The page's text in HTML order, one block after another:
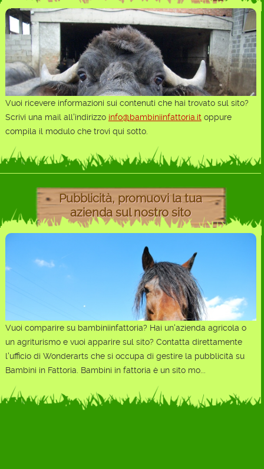
Vuoi ricevere informazioni sui contenuti che hai trovato sul sito?
Scrivi una mail all'indirizzo info@bambiniinfattoria.itoppure
compila il modulo che trovi qui sotto.
Pubblicità, promuovi la tua
azienda sul nostro sito
Vuoi comparire su bambiniinfattoria? Hai un'azienda agricola o
un agriturismo e vuoi apparire sul sito? Contatta direttamente
l'ufficio di Wonderarts che si occupa di gestire la pubblicità su
Bambini in Fattoria. Bambini in fattoria è un sito mo...